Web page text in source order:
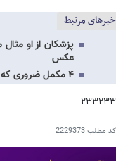
خبرهای مرتبط
عکس
۴ مکمل ضروری که جذب ویتامین D را چند برابر می‌کنند
۲۳۳۲۳۳
کد مطلب2229373